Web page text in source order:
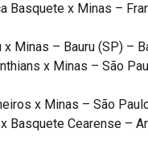
Basquete x Minas –
Minas – Bauru (SP) –
x Minas – São
x Minas – São
Basquete Cearense –